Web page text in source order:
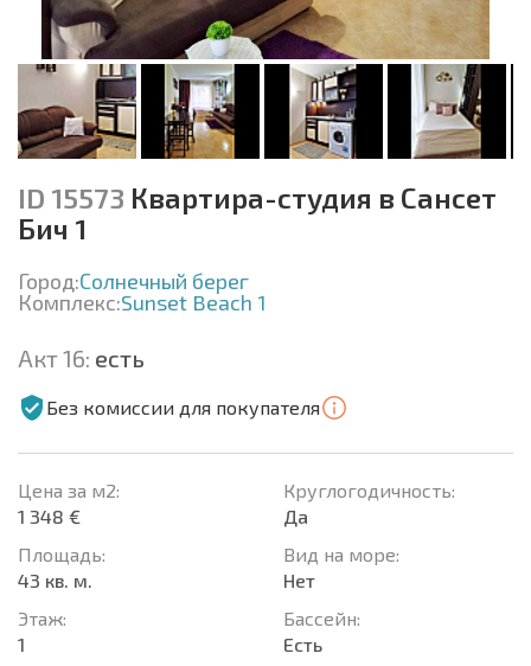
ID 15573 Квартира-студия в Сансет
Бич 1
Город:Солнечный берег
Комплекс:Sunset Beach 1
Акт 16: есть
Без комиссии для покупателя
Цена за м2:
1 348 €
Площадь:
43 кв. м.
Этаж:
1
Круглогодичность:
Да
Вид на море:
Нет
Басcейн:
Есть